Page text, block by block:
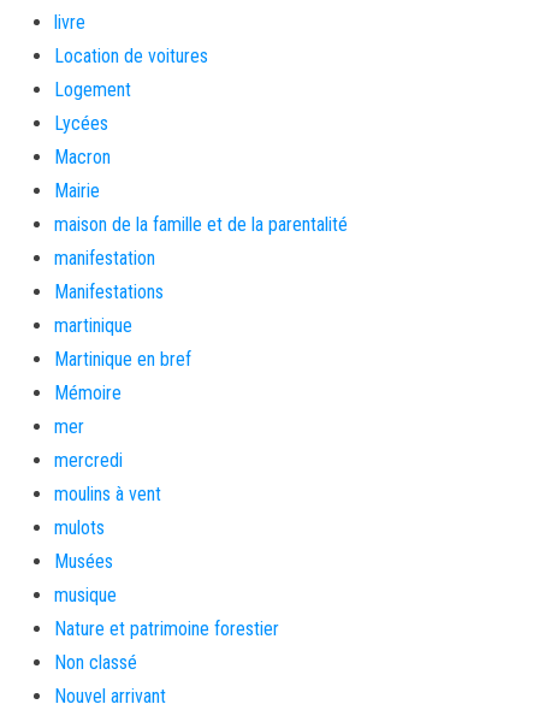
livre
Location de voitures
Logement
Lycées
Macron
Mairie
maison de la famille et de la parentalité
manifestation
Manifestations
martinique
Martinique en bref
Mémoire
mer
mercredi
moulins à vent
mulots
Musées
musique
Nature et patrimoine forestier
Non classé
Nouvel arrivant